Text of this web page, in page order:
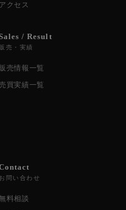
アクセス
/ Result
販売・実績
販売情報一覧
買実績一覧
お問い合わせ
料相談